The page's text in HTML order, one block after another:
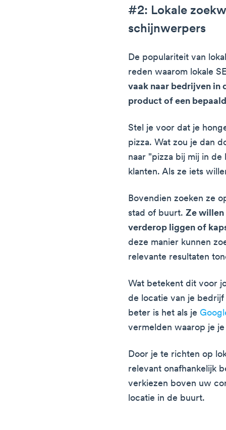
#2: Lokale
schijnwerpers
De populariteit van
reden waarom lokale
vaak naar bedrijven in
product of een
Stel je voor dat je
pizza. Wat zou je dan
naar "pizza bij mij in
klanten. Als ze iets
Bovendien zoeken ze
stad of buurt.Ze willen
verderop liggen of
deze manier kunnen
relevante resultaten
Wat betekent dit voor
de locatie van je
beter is het als je
vermelden waarop je
Door je te richten op
relevant onafhankelijk
verkiezen boven uw
locatie in de buurt.